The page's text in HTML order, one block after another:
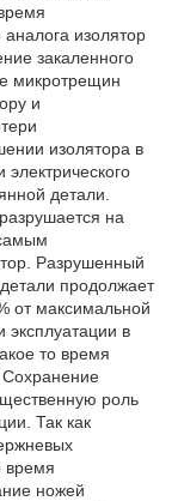
изолятор
закаленного
микротрещин
и
изолятора в
электрического
детали.
на
Разрушенный
продолжает
от максимальной
эксплуатации в
то время
Сохранение
роль
Так как
время
ножей